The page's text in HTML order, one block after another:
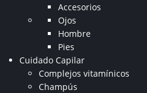
Accesorios
Ojos
Hombre
Pies
Cuidado Capilar
Complejos vitamínicos
Champús